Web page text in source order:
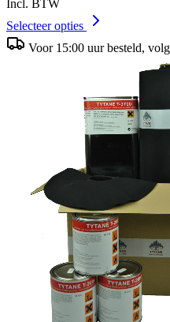
Incl. BTW
Selecteer opties
Voor 15:00 uur besteld,